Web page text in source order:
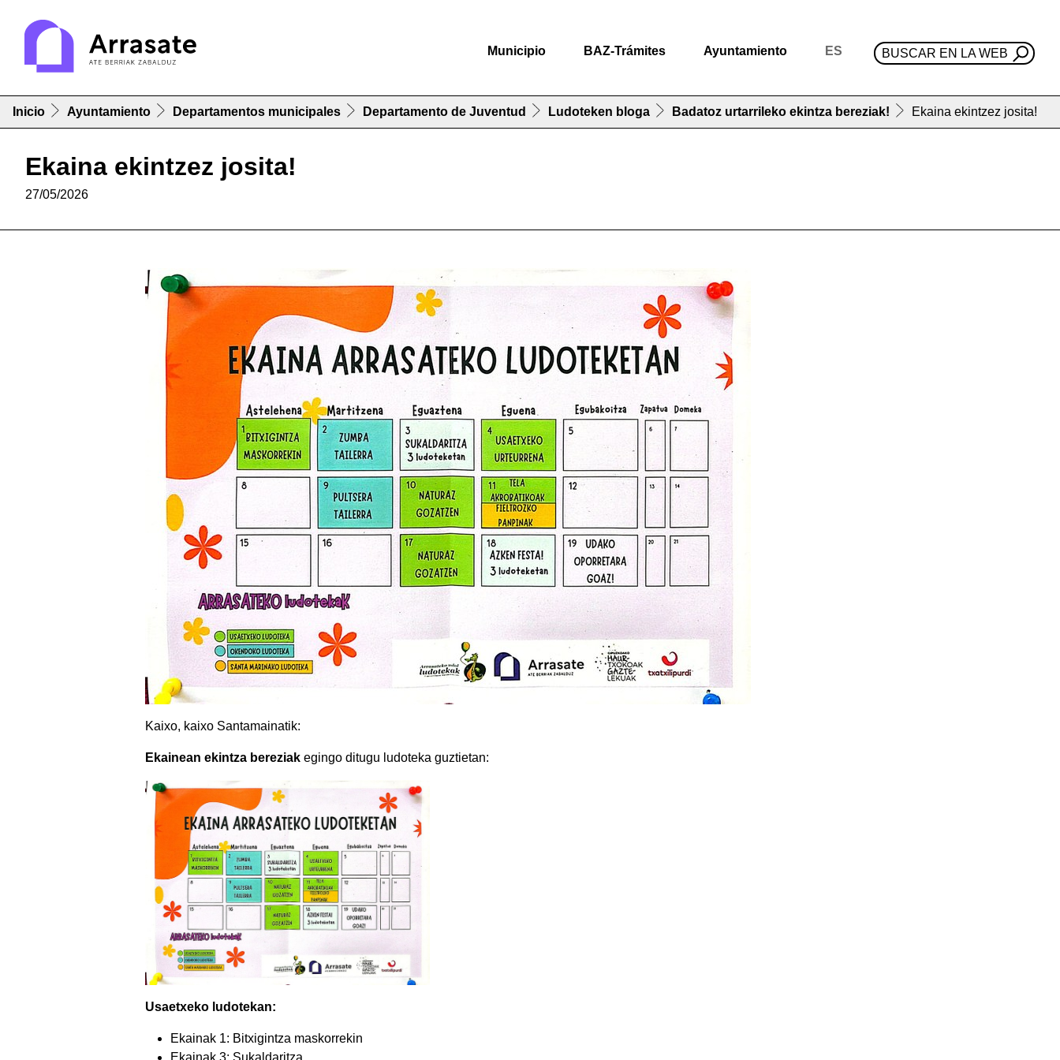
Municipio BAZ-Trámites Ayuntamiento ES BUSCAR EN LA WEB
Inicio Ayuntamiento Departamentos municipales Departamento de Juventud Ludoteken bloga Badatoz urtarrileko ekintza bereziak! Ekaina ekintzez josita!
Ekaina ekintzez josita!
27/05/2026
Kaixo, kaixo Santamainatik:
Ekainean ekintza bereziak egingo ditugu ludoteka guztietan:
Usaetxeko ludotekan:
Ekainak 1: Bitxigintza maskorrekin